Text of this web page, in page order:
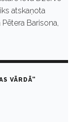
atskaņota
Barisona,
VĀRDĀ”